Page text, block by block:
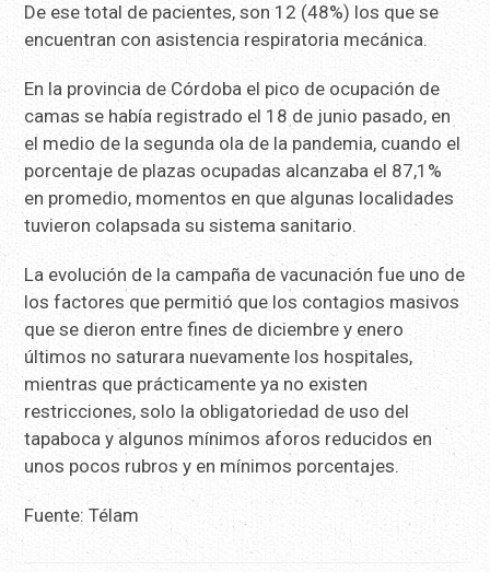
De ese total de pacientes, son 12 (48%) los que se
encuentran con asistencia respiratoria mecánica.
En la provincia de Córdoba el pico de ocupación de
camas se había registrado el 18 de junio pasado, en
el medio de la segunda ola de la pandemia, cuando el
porcentaje de plazas ocupadas alcanzaba el 87,1%
en promedio, momentos en que algunas localidades
tuvieron colapsada su sistema sanitario.
La evolución de la campaña de vacunación fue uno de
los factores que permitió que los contagios masivos
que se dieron entre fines de diciembre y enero
últimos no saturara nuevamente los hospitales,
mientras que prácticamente ya no existen
restricciones, solo la obligatoriedad de uso del
tapaboca y algunos mínimos aforos reducidos en
unos pocos rubros y en mínimos porcentajes.
Fuente: Télam